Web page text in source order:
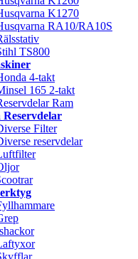
K1270
RA10/RA10S
TS800
4-takt
165 2-takt
Ram
Reservdelar
Filter
reservdelar